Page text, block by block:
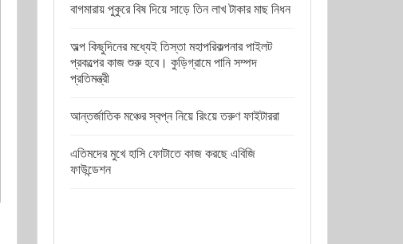
বাগমারায় পুকুরে বিষ দিয়ে সাড়ে তিন লাখ টাকার মাছ নিধন
অল্প কিছুদিনের মধ্যেই তিস্তা মহাপরিকল্পনার পাইলট
প্রকল্পের কাজ শুরু হবে। কুড়িগ্রামে পানি সম্পদ
প্রতিমন্ত্রী
আন্তর্জাতিক মঞ্চের স্বপ্ন নিয়ে রিংয়ে তরুণ ফাইটাররা
এতিমদের মুখে হাসি ফোটাতে কাজ করছে এবিজি
ফাউন্ডেশন